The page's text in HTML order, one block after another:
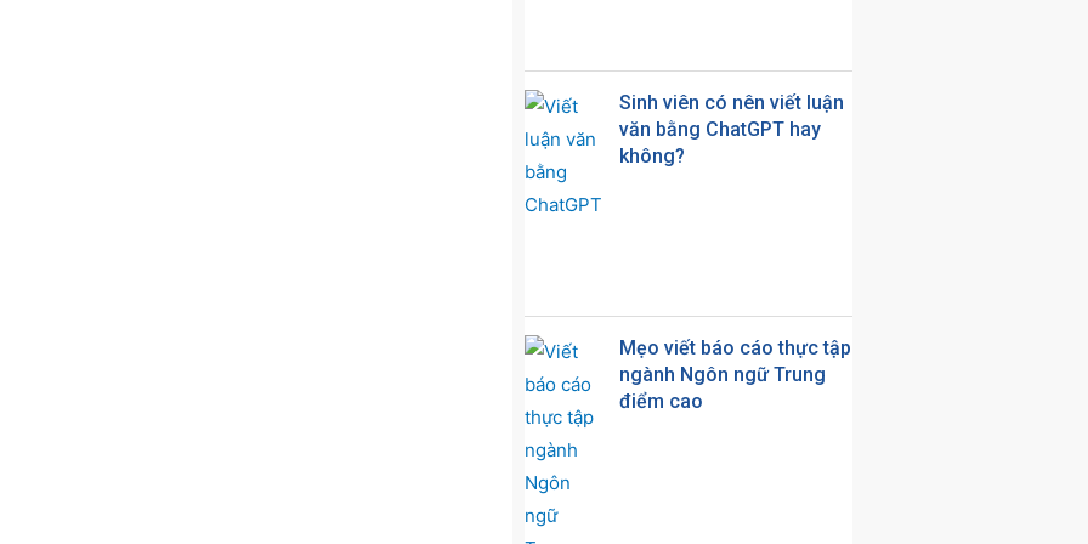
Sinh viên có nên viết luận
văn bằng ChatGPT hay
không?
Mẹo viết báo cáo thực tập
ngành Ngôn ngữ Trung
điểm cao